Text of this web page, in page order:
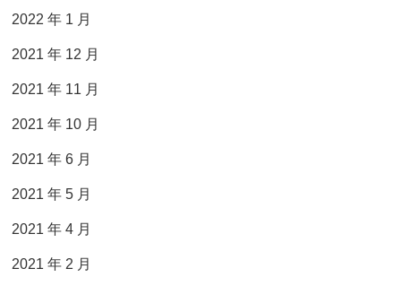
2022 年 1 月
2021 年 12 月
2021 年 11 月
2021 年 10 月
2021 年 6 月
2021 年 5 月
2021 年 4 月
2021 年 2 月